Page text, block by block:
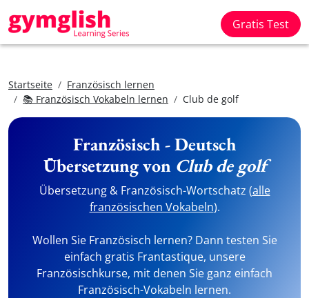
Gratis Test
Startseite
Französisch lernen
📚 Französisch Vokabeln lernen
Club de golf
Französisch - Deutsch
Übersetzung von Club de golf
Übersetzung & Französisch-Wortschatz (alle
französischen Vokabeln).
Wollen Sie Französisch lernen? Dann testen Sie
einfach gratis Frantastique, unsere
Französischkurse, mit denen Sie ganz einfach
Französisch-Vokabeln lernen.